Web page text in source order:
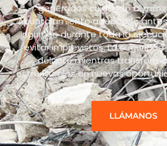
generados cuidando al
Apuntalamiento adecuado
riguroso durante toda la
evitar imprevistos. La
delante mientras
estructurales en nuevas
LLÁMANOS